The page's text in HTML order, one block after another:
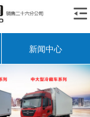

新闻中心